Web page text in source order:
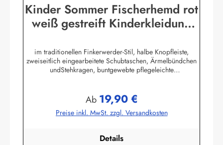
Kinder Sommer Fischerhemd rot
weiß gestreift Kinderkleidung
im traditionellen Finkerwerder-Stil, halbe Knopfleiste,
zweiseitlich eingearbeitete Schubtaschen, Ärmelbündchen
undStehkragen, buntgewebte pflegeleichte
GmbHHeglitzer Str. 1226409 Wittmundinfo@modas-
bekleidung.de
Regulärer Preis:
Ab 19,90 €
Preise inkl. MwSt. zzgl. Versandkosten
Details